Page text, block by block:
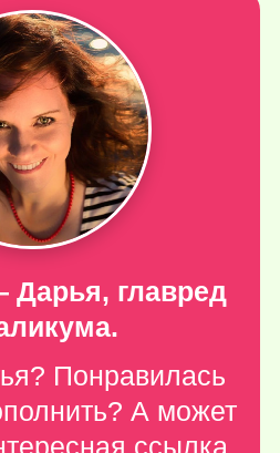
главред
Понравилась
А может